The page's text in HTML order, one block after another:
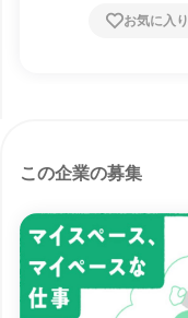
お気に入り
この企業の募集